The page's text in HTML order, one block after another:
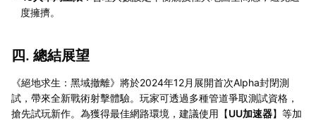
度擁擠。
四. 總結展望
《絕地求生：黑域撤離》將於2024年12月展開首次Alpha封閉測
試，帶來全新戰術射擊體驗。玩家可透過多種管道爭取測試資格，
搶先試玩新作。為獲得最佳網路環境，建議使用【UU加速器】等加